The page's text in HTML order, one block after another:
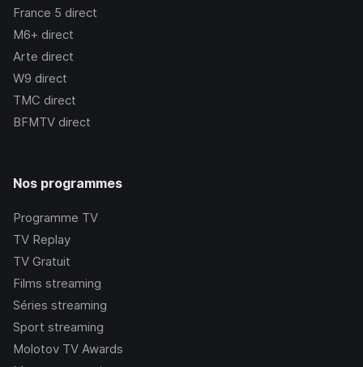
France 5 direct
M6+ direct
Arte direct
W9 direct
TMC direct
BFMTV direct
Nos programmes
Programme TV
TV Replay
TV Gratuit
Films streaming
Séries streaming
Sport streaming
Molotov TV Awards